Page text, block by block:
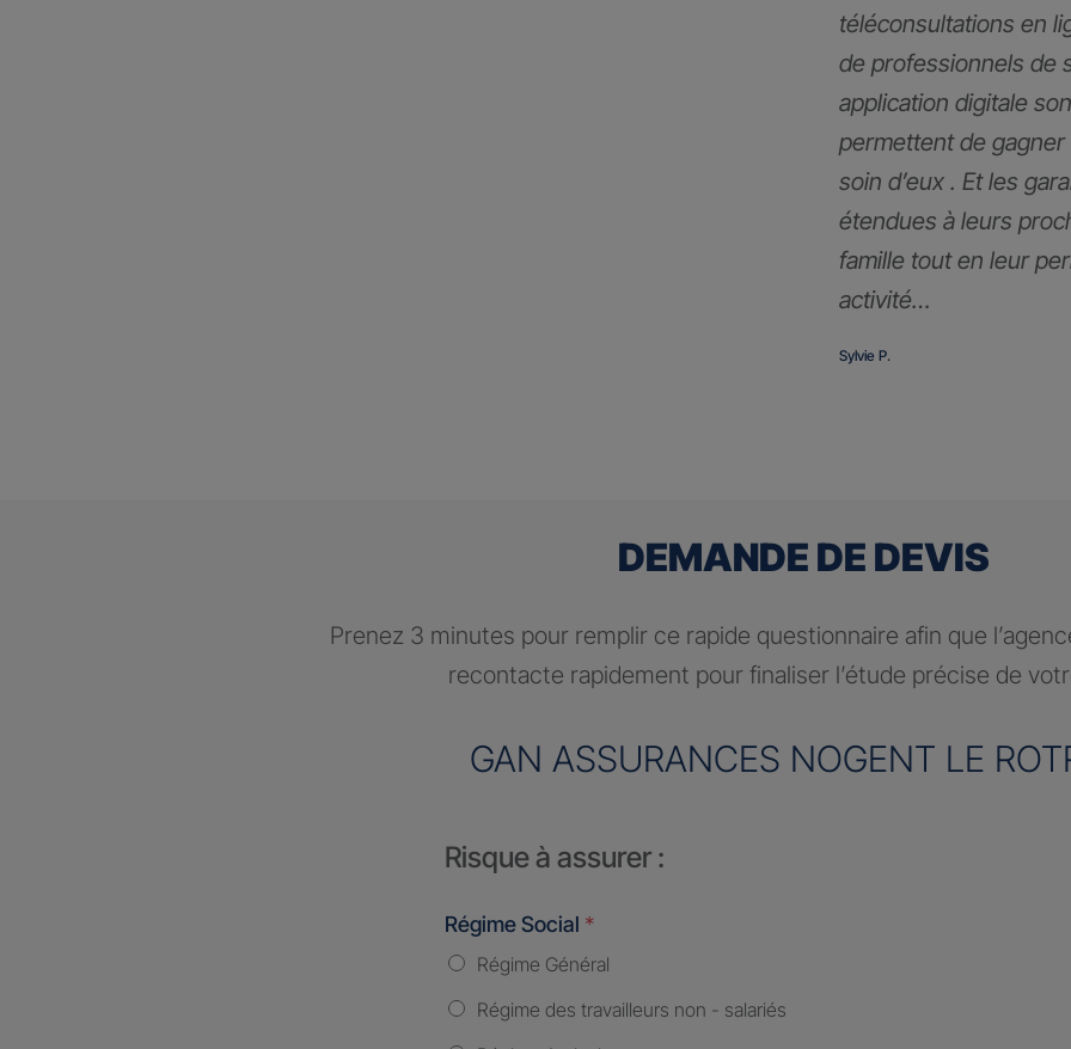
téléconsultations en
de professionnels de
application digitale
permettent de
soin d’eux . Et les
étendues à leurs
famille tout en leur
activité…
Sylvie P.
DEMANDE DE DEVIS
Prenez 3 minutes pour remplir ce rapide questionnaire afin que
recontacte rapidement pour finaliser l’étude précise de
GAN ASSURANCES NOGENT LE
Risque à assurer :
Régime Social *
Régime Général
Régime des travailleurs non - salariés